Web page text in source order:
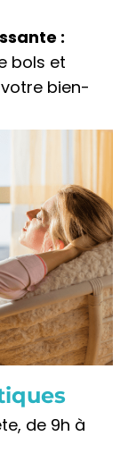
:
bols et
bien-
de 9h à